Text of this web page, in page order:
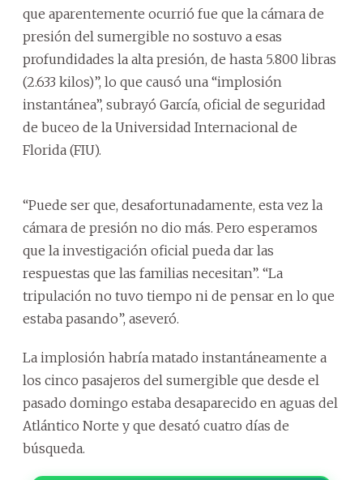
que aparentemente ocurrió fue que la cámara de
presión del sumergible no sostuvo a esas
profundidades la alta presión, de hasta 5.800 libras
(2.633 kilos)”, lo que causó una “implosión
instantánea”, subrayó García, oficial de seguridad
de buceo de la Universidad Internacional de
Florida (FIU).
“Puede ser que, desafortunadamente, esta vez la
cámara de presión no dio más. Pero esperamos
que la investigación oficial pueda dar las
respuestas que las familias necesitan”. “La
tripulación no tuvo tiempo ni de pensar en lo que
estaba pasando”, aseveró.
La implosión habría matado instantáneamente a
los cinco pasajeros del sumergible que desde el
pasado domingo estaba desaparecido en aguas del
Atlántico Norte y que desató cuatro días de
búsqueda.